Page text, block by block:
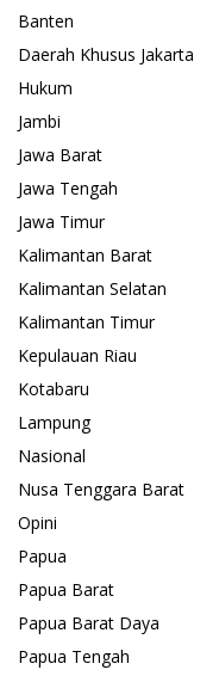
Banten
Daerah Khusus Jakarta
Hukum
Jambi
Jawa Barat
Jawa Tengah
Jawa Timur
Kalimantan Barat
Kalimantan Selatan
Kalimantan Timur
Kepulauan Riau
Kotabaru
Lampung
Nasional
Nusa Tenggara Barat
Opini
Papua
Papua Barat
Papua Barat Daya
Papua Tengah